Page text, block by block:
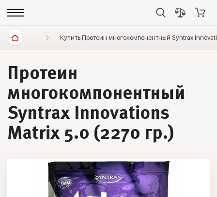
Спортивное питание Протеины Протеин
Купить Протеин многокомпонентный Syntrax
Протеин
многокомпонентный
Syntrax Innovations
Matrix 5.0 (2270 гр.)